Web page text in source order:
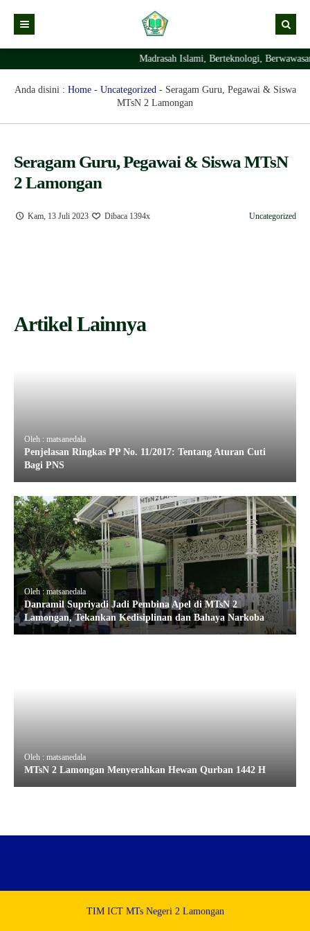
Kabar Madrasah
Profil Madrasah
Ekstrakurikuler Madrasah
Prestasi Madrasah
KURIKULUM
Struktur Organisasi Madrasah
Madrasah Islami, Berteknologi,
Anda disini : Home- Uncategorized- Seragam Guru, Pegawai & Siswa
MTsN 2 Lamongan
Seragam Guru, Pegawai & Siswa MTsN
2 Lamongan
Kam, 13 Juli 2023 Dibaca 1394x Uncategorized
Artikel Lainnya
Oleh : matsanedala
Penjelasan Ringkas PP No. 11/2017: Tentang Aturan Cuti
Bagi PNS
Oleh : matsanedala
Danramil Supriyadi Jadi Pembina Apel di MTsN 2
Lamongan, Tekankan Kedisiplinan dan Bahaya Narkoba
Oleh : matsanedala
MTsN 2 Lamongan Menyerahkan Hewan Qurban 1442 H
TIM ICT MTs Negeri 2 Lamongan